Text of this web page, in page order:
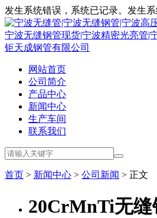
发生系统错误，系统已记录。发生系
网站首页
公司简介
产品中心
新闻中心
生产车间
联系我们
首页 > 新闻中心 > 公司新闻 > 正文
20CrMnTi无缝